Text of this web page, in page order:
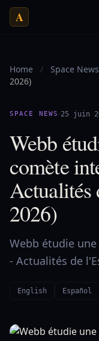
A
Home / Space News
2026)
SPACE NEWS ·25 juin
Webb
comète
Actualités
2026)
Webb étudie
- Actualités de
English Español